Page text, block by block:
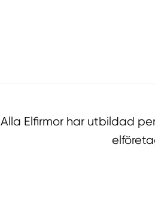
Alla Elfirmor har utbildad